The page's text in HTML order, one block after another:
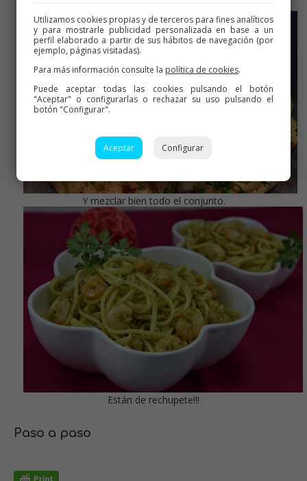
Reservamos mientras cocemos la pasta
Y mezclar bien todo el conjunto.
Están de rechupete!!!
Paso a paso
Utilizamos cookies propias y de terceros para fines analíticos
y para mostrarle publicidad personalizada en base a un
perfil elaborado a partir de sus hábitos de navegación (por
ejemplo, páginas visitadas).
Para más información consulte la política de cookies.
Puede aceptar todas las cookies pulsando el botón
"Aceptar" o configurarlas o rechazar su uso pulsando el
botón "Configurar".
Aceptar Configurar